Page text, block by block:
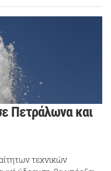
Πετράλωνα και
τεχνικών